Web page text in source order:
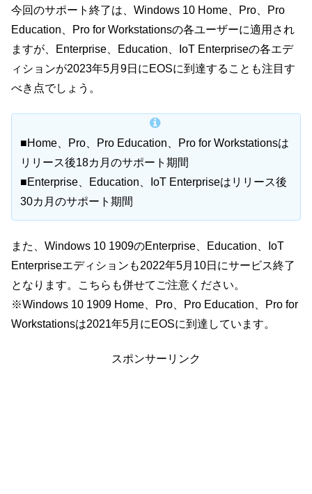
今回のサポート終了は、Windows 10 Home、Pro、Pro
Education、Pro for Workstationsの各ユーザーに適用され
ますが、Enterprise、Education、IoT Enterpriseの各エデ
ィションが2023年5月9日にEOSに到達することも注目す
べき点でしょう。
■Home、Pro、Pro Education、Pro for Workstationsは
リリース後18カ月のサポート期間
■Enterprise、Education、IoT Enterpriseはリリース後
30カ月のサポート期間
また、Windows 10 1909のEnterprise、Education、IoT
Enterpriseエディションも2022年5月10日にサービス終了
となります。こちらも併せてご注意ください。
※Windows 10 1909 Home、Pro、Pro Education、Pro for
Workstationsは2021年5月にEOSに到達しています。
スポンサーリンク